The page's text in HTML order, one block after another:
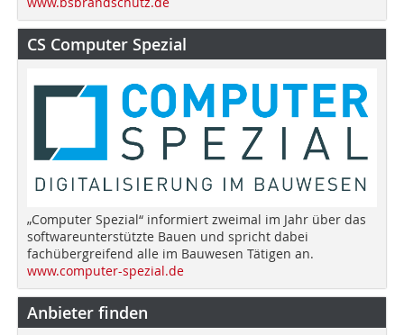
CS Computer Spezial
„Computer Spezial“ informiert zweimal im Jahr über das
softwareunterstützte Bauen und spricht dabei
fachübergreifend alle im Bauwesen Tätigen an.
www.computer-spezial.de
Anbieter finden